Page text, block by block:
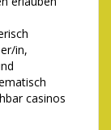
in,
casinos